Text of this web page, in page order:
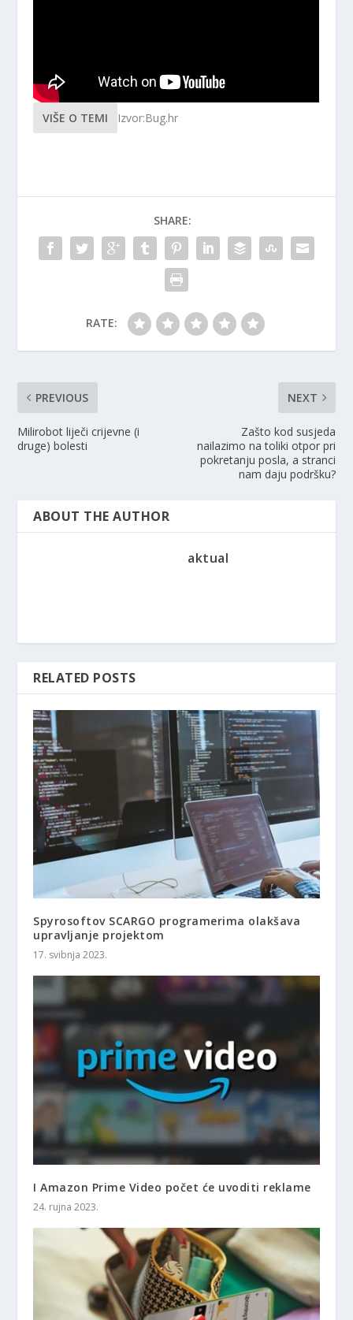
VIŠE O TEMI Izvor:Bug.hr
SHARE:
RATE:
PREVIOUS
Milirobot liječi crijevne (i
druge) bolesti
NEXT
Zašto kod susjeda
nailazimo na toliki otpor pri
pokretanju posla, a stranci
nam daju podršku?
ABOUT THE AUTHOR
aktual
RELATED POSTS
Spyrosoftov SCARGO programerima olakšava
upravljanje projektom
17. svibnja 2023.
I Amazon Prime Video počet će uvoditi reklame
24. rujna 2023.